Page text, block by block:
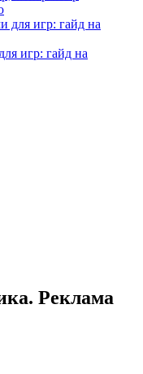
игр: гайд на
Реклама